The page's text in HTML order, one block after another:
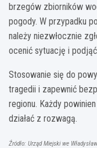
brzegów zbiorników
pogody. W przypadku
należy niezwłocznie
ocenić sytuację i
Stosowanie się do
tragedii i zapewnić
regionu. Każdy
działać z rozwagą.
Źródło: Urząd Miejski we